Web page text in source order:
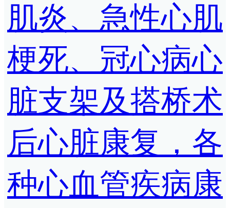
肌炎、急性心肌
梗死、冠心病心
脏支架及搭桥术
后心脏康复，各
种心血管疾病康